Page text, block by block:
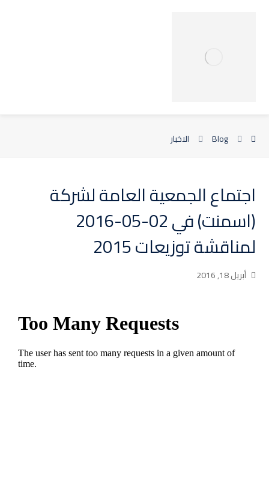
Blog الاخبار
اجتماع الجمعية العامة لشركة
(اسمنت) في 02-05-2016
لمناقشة توزيعات 2015
أبريل 18, 2016